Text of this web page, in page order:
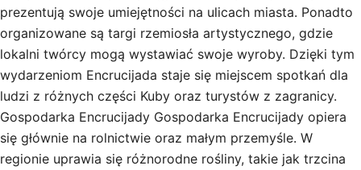
prezentują swoje umiejętności na ulicach miasta. Ponadto
organizowane są targi rzemiosła artystycznego, gdzie
lokalni twórcy mogą wystawiać swoje wyroby. Dzięki tym
wydarzeniom Encrucijada staje się miejscem spotkań dla
ludzi z różnych części Kuby oraz turystów z zagranicy.
Gospodarka Encrucijady Gospodarka Encrucijady opiera
się głównie na rolnictwie oraz małym przemyśle. W
regionie uprawia się różnorodne rośliny, takie jak trzcina